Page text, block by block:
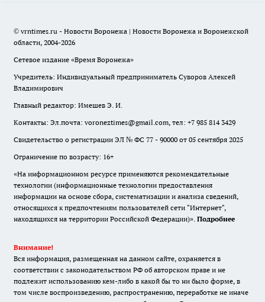
© vrntimes.ru - Новости Воронежа | Новости Воронежа и Воронежской
области, 2004-2026
Сетевое издание «Время Воронежа»
Учредитель: Индивидуальный предприниматель Суворов Алексей
Владимирович
Главный редактор: Имешев Э. И.
Контакты: Эл.почта: voroneztimes@gmail.com, тел: +7 985 814 3429
Свидетельство о регистрации ЭЛ № ФС 77 - 90000 от 05 сентября 2025
Ограничение по возрасту: 16+
«На информационном ресурсе применяются рекомендательные
технологии (информационные технологии предоставления
информации на основе сбора, систематизации и анализа сведений,
относящихся к предпочтениям пользователей сети "Интернет",
находящихся на территории Российской Федерации)». Подробнее
Внимание!
Вся информация, размещенная на данном сайте, охраняется в
соответствии с законодательством РФ об авторском праве и не
подлежит использованию кем-либо в какой бы то ни было форме, в
том числе воспроизведению, распространению, переработке не иначе